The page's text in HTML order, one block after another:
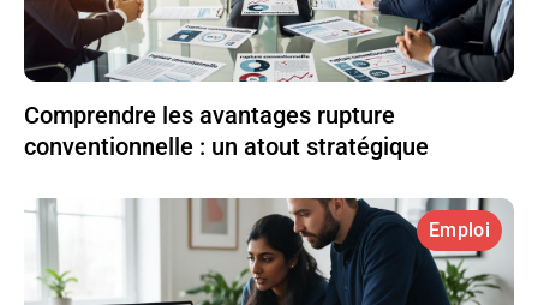
Comprendre les avantages rupture
conventionnelle : un atout stratégique
Emploi